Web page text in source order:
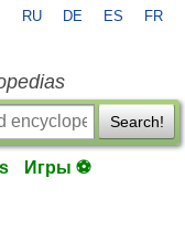
RU DE ES FR
Search!
Игры ⚽